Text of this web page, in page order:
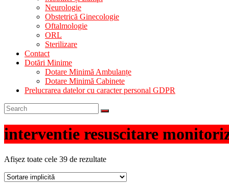
Neurologie
Obstetrică Ginecologie
Oftalmologie
ORL
Sterilizare
Contact
Dotări Minime
Dotare Minimă Ambulanțe
Dotare Minimă Cabinete
Prelucrarea datelor cu caracter personal GDPR
interventie resuscitare
Afișez toate cele 39 de rezultate